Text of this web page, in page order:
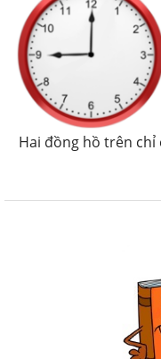
Hai đồng hồ trên